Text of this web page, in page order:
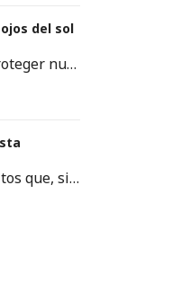
del sol
Al igual que debemos proteger nuestra piel del sol, también es importante proteger nuestros ojos. Los rayos ultravioletas pueden dañar…
A menudo tenemos hábitos que, sin darnos cuenta, dañan la salud de nuestros ojos. Es por ello que debemos tenerlos…